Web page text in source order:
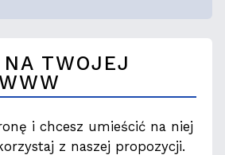
TWOJEJ
i chcesz umieścić na niej
z naszej propozycji.